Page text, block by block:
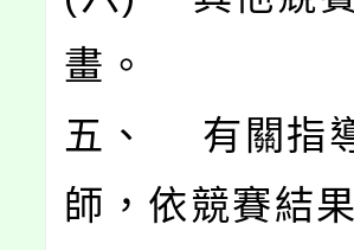
畫。
五、 有關指
師，依競賽結